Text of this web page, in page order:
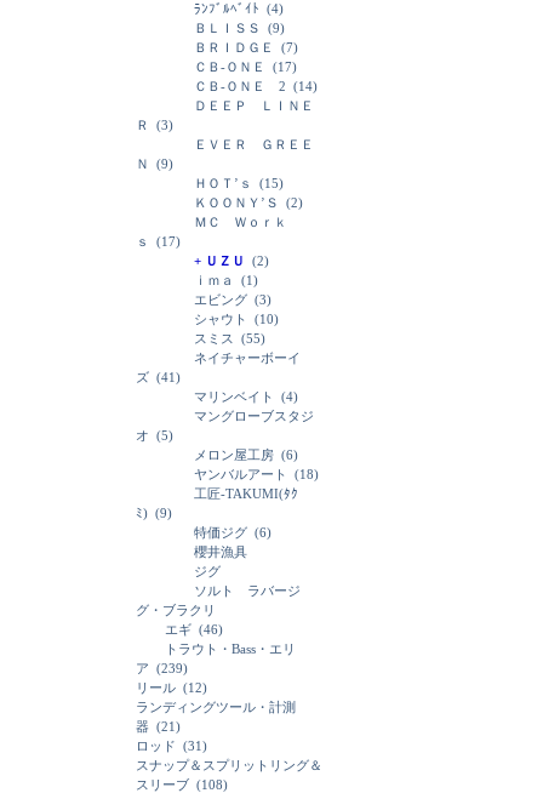
ﾗﾝﾌﾞﾙﾍﾞｲﾄ (4)
ＢＬＩＳＳ
(9)
ＢＲＩＤＧＥ
(7)
ＣＢ-ＯＮＥ
(17)
ＣＢ-ＯＮＥ 2 (14)
ＤＥＥＰ ＬＩＮＥ
Ｒ
(3)
ＥＶＥＲ ＧＲＥＥ
Ｎ
(9)
ＨＯＴ’ｓ
(15)
ＫＯＯＮＹ’Ｓ
(2)
ＭＣ Ｗｏｒｋ
ｓ
(17)
+ ＵＺＵ
(2)
ｉｍａ
(1)
エビング (3)
シャウト
(10)
スミス
(55)
ネイチャーボーイ
ズ (41)
マリンベイト
(4)
マングローブスタジ
オ (5)
メロン屋工房 (6)
ヤンバルアート
(18)
工匠-TAKUMI(ﾀｸ
ﾐ) (9)
特価ジグ (6)
櫻井漁具
ジグ
ソルト ラバージ
グ・ブラクリ
エギ (46)
トラウト・Bass・エリ
ア (239)
リール (12)
ランディングツール・計測
器 (21)
ロッド (31)
スナップ＆スプリットリング＆
スリーブ (108)